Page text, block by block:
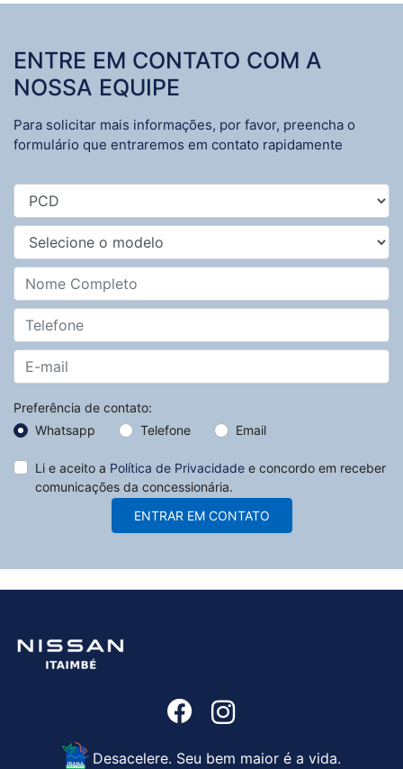
ENTRE EM CONTATO COM A
NOSSA EQUIPE
Para solicitar mais informações, por favor, preencha o
formulário que entraremos em contato rapidamente
Preferência de contato:
Whatsapp
Telefone Email
Li e aceito a Política de Privacidade e concordo em receber
comunicações da concessionária.
ENTRAR EM CONTATO
Desacelere. Seu bem maior é a vida.